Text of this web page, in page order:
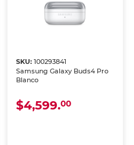
SKU: 100293841
Samsung Galaxy Buds4 Pro
Blanco
$4,599.00